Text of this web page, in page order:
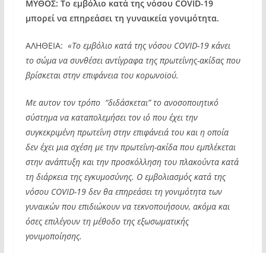
ΜΥΘΟΣ: Το εμβόλιο κατά της νόσου COVID-19
μπορεί να επηρεάσει τη γυναικεία γονιμότητα.
ΑΛΗΘΕΙΑ: «Το εμβόλιο κατά της νόσου COVID-19 κάνει
το σώμα να συνθέσει αντίγραφα της πρωτεΐνης-ακίδας που
βρίσκεται στην επιφάνεια του κορωνοϊού.
Με αυτον τον τρόπο “διδάσκεται” το ανοσοποιητικό
σύστημα να καταπολεμήσει τον ιό που έχει την
συγκεκριμένη πρωτεΐνη στην επιφάνειά του και η οποία
δεν έχει μια σχέση με την πρωτεΐνη-ακίδα που εμπλέκεται
στην ανάπτυξη και την προσκόλληση του πλακούντα κατά
τη διάρκεια της εγκυμοσύνης. Ο εμβολιασμός κατά της
νόσου COVID-19 δεν θα επηρεάσει τη γονιμότητα των
γυναικών που επιδιώκουν να τεκνοποιήσουν, ακόμα και
όσες επιλέγουν τη μέθοδο της εξωσωματικής
γονιμοποίησης.